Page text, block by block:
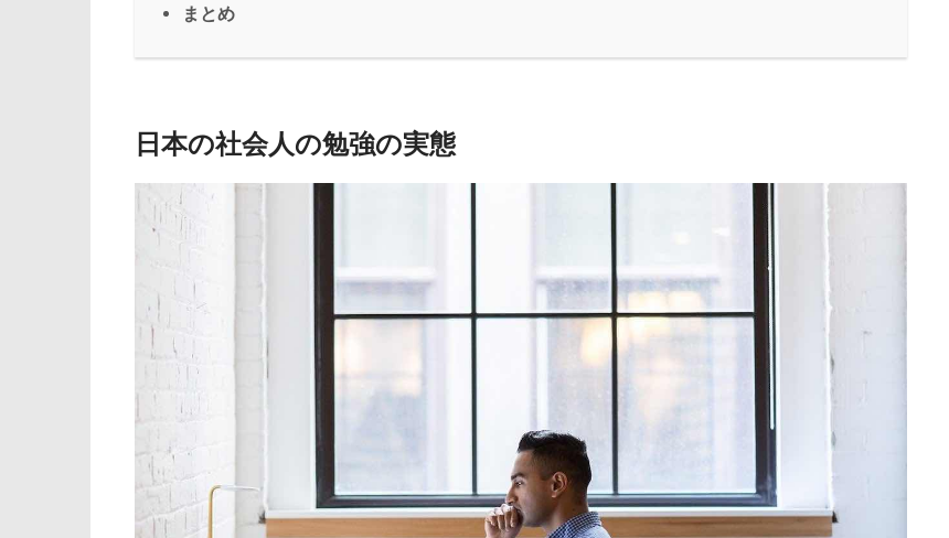
まとめ
日本の社会人の勉強の実態